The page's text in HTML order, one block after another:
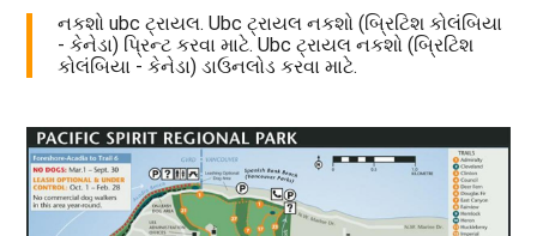
નકશો ubc ટ્રાયલ. Ubc ટ્રાયલ નકશો (બ્રિટિશ કોલંબિયા
- કેનેડા) પ્રિન્ટ કરવા માટે. Ubc ટ્રાયલ નકશો (બ્રિટિશ
કોલંબિયા - કેનેડા) ડાઉનલોડ કરવા માટે.